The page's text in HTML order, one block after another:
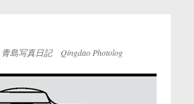
青島写真日記 Qingdao Photolog